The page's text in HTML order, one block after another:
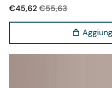
€45,62€55,63